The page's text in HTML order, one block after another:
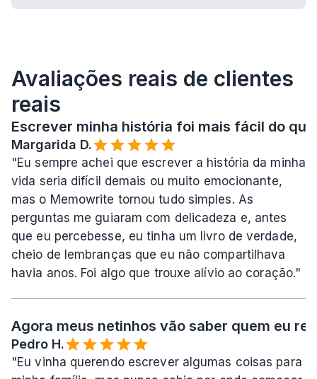
Avaliações reais de clientes
reais
Escrever minha história foi mais fácil do
Margarida D.
"Eu sempre achei que escrever a história da minha
vida seria difícil demais ou muito emocionante,
mas o Memowrite tornou tudo simples. As
perguntas me guiaram com delicadeza e, antes
que eu percebesse, eu tinha um livro de verdade,
cheio de lembranças que eu não compartilhava
havia anos. Foi algo que trouxe alívio ao coração."
Agora meus netinhos vão saber quem eu
Pedro H.
"Eu vinha querendo escrever algumas coisas para